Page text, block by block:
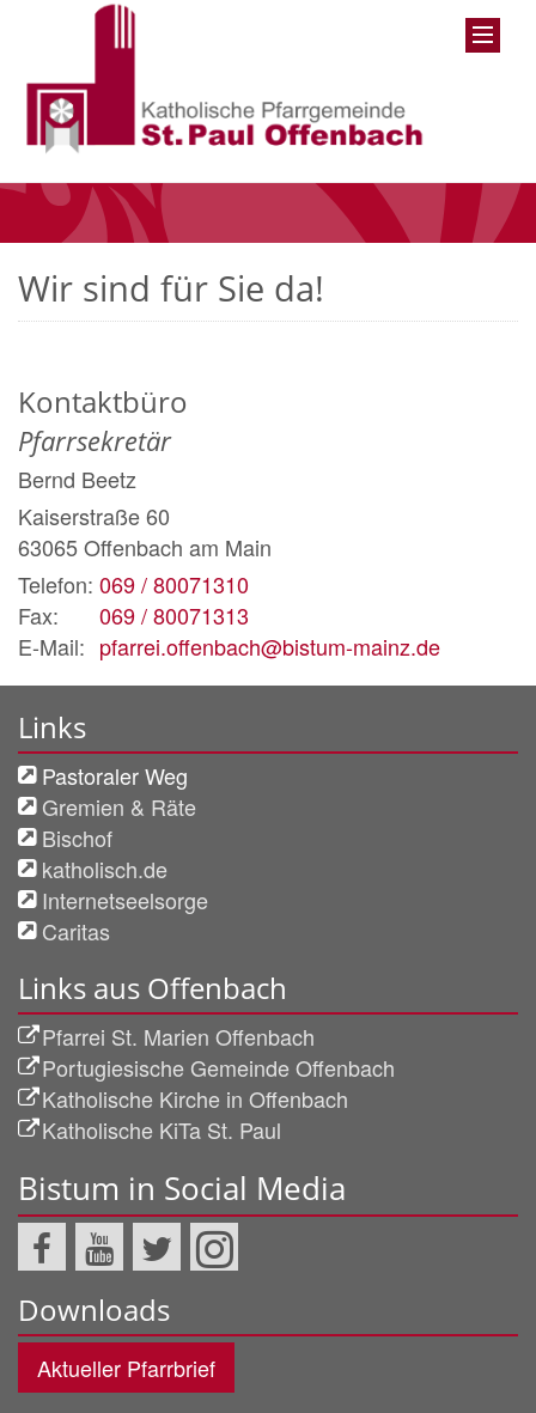
Wir sind für Sie da!
Kontaktbüro
Pfarrsekretär
Bernd Beetz
Kaiserstraße 60
63065Offenbach am Main
Telefon: 069 / 80071310
Fax:
069 / 80071313
E-Mail: pfarrei.offenbach@bistum-mainz.de
Links
Pastoraler Weg
Gremien & Räte
Bischof
katholisch.de
Internetseelsorge
Caritas
Links aus Offenbach
Pfarrei St. Marien Offenbach
Portugiesische Gemeinde Offenbach
Katholische Kirche in Offenbach
Katholische KiTa St. Paul
Bistum in Social Media
Downloads
Aktueller Pfarrbrief